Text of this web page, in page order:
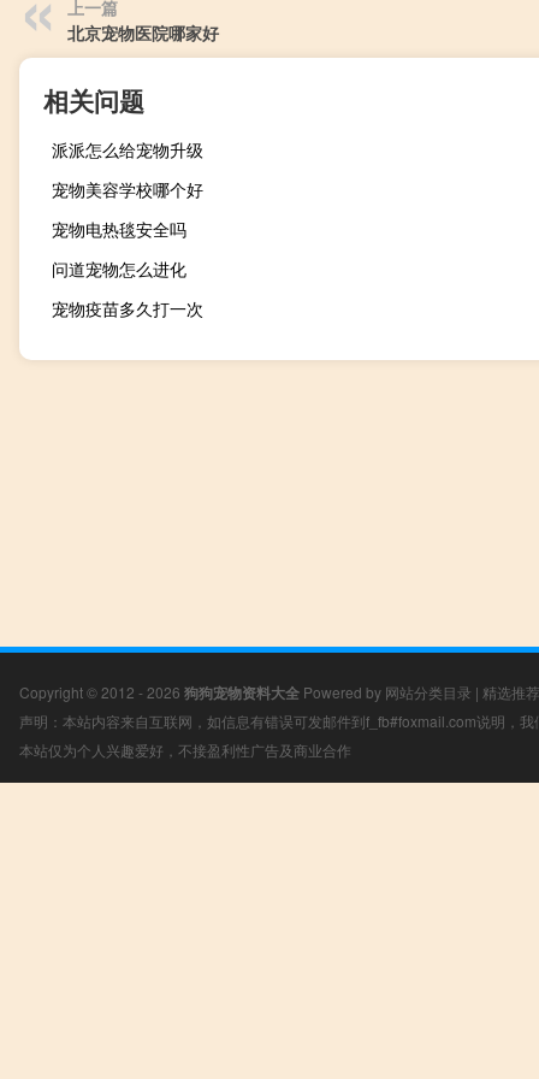
上一篇
北京宠物医院哪家好
相关问题
派派怎么给宠物升级
宠物美容学校哪个好
宠物电热毯安全吗
问道宠物怎么进化
宠物疫苗多久打一次
Copyright © 2012 - 2026 狗狗宠物资料大全 Powered by 网站分类目录 | 精选推
声明：本站内容来自互联网，如信息有错误可发邮件到f_fb#foxmail.com说明，
本站仅为个人兴趣爱好，不接盈利性广告及商业合作